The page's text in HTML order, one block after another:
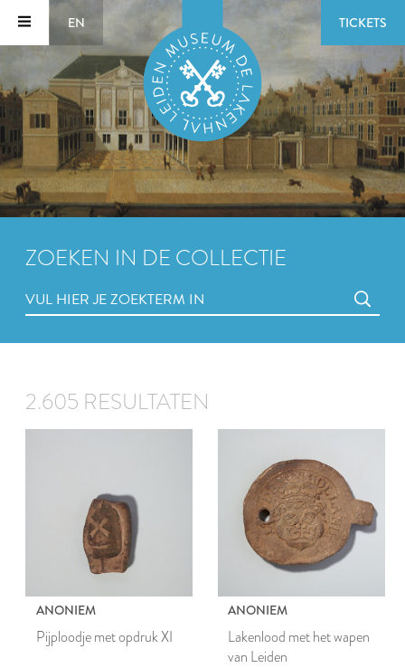
EN TICKETS
ZOEKEN IN DE COLLECTIE
2.605 RESULTATEN
ANONIEM
Pijploodje met opdruk XI
ANONIEM
Lakenlood met het wapen
van Leiden